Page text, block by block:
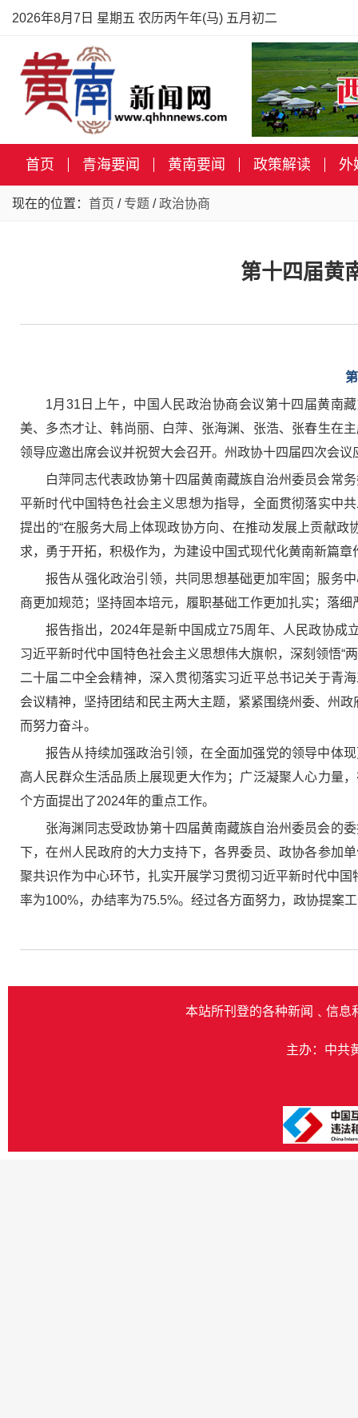
2026年8月7日 星期五 农历丙午年(马) 五月初二
首页 青海要闻 黄南要闻 政策解读 外
现在的位置： 首页 / 专题 /政治协商
第十四届黄
1月31日上午，中国人民政治协商会议第十四届黄南
美、多杰才让、韩尚丽、白萍、张海渊、张浩、张春生在
领导应邀出席会议并祝贺大会召开。州政协十四届四次会
白萍同志代表政协第十四届黄南藏族自治州委员会常
平新时代中国特色社会主义思想为指导，全面贯彻落实中
提出的“在服务大局上体现政协方向、在推动发展上贡献
求，勇于开拓，积极作为，为建设中国式现代化黄南新篇章
报告从强化政治引领，共同思想基础更加牢固；服务
商更加规范；坚持固本培元，履职基础工作更加扎实；落
报告指出，2024年是新中国成立75周年、人民政协成
习近平新时代中国特色社会主义思想伟大旗帜，深刻领悟“
二十届二中全会精神，深入贯彻落实习近平总书记关于青
会议精神，坚持团结和民主两大主题，紧紧围绕州委、州
而努力奋斗。
报告从持续加强政治引领，在全面加强党的领导中体
高人民群众生活品质上展现更大作为；广泛凝聚人心力量
个方面提出了2024年的重点工作。
张海渊同志受政协第十四届黄南藏族自治州委员会的
下，在州人民政府的大力支持下，各界委员、政协各参加
聚共识作为中心环节，扎实开展学习贯彻习近平新时代中
率为100%，办结率为75.5%。经过各方面努力，政协提案
本站所刊登的各种新闻﹑信息
主办：中共